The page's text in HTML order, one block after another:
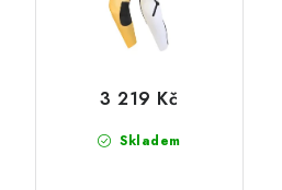
Skladem
3 219 Kč